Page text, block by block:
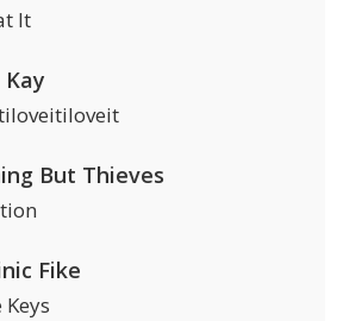
It
Kay
But Thieves
Fike